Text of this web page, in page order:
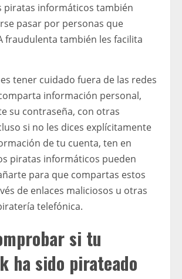
piratas informáticos también
pasar por personas que
fraudulenta también les facilita
tener cuidado fuera de las redes
información personal,
su contraseña, con otras
si no les dices explícitamente
de tu cuenta, ten en
piratas informáticos pueden
para que compartas estos
de enlaces maliciosos u otras
telefónica.
si tu
ha sido pirateado